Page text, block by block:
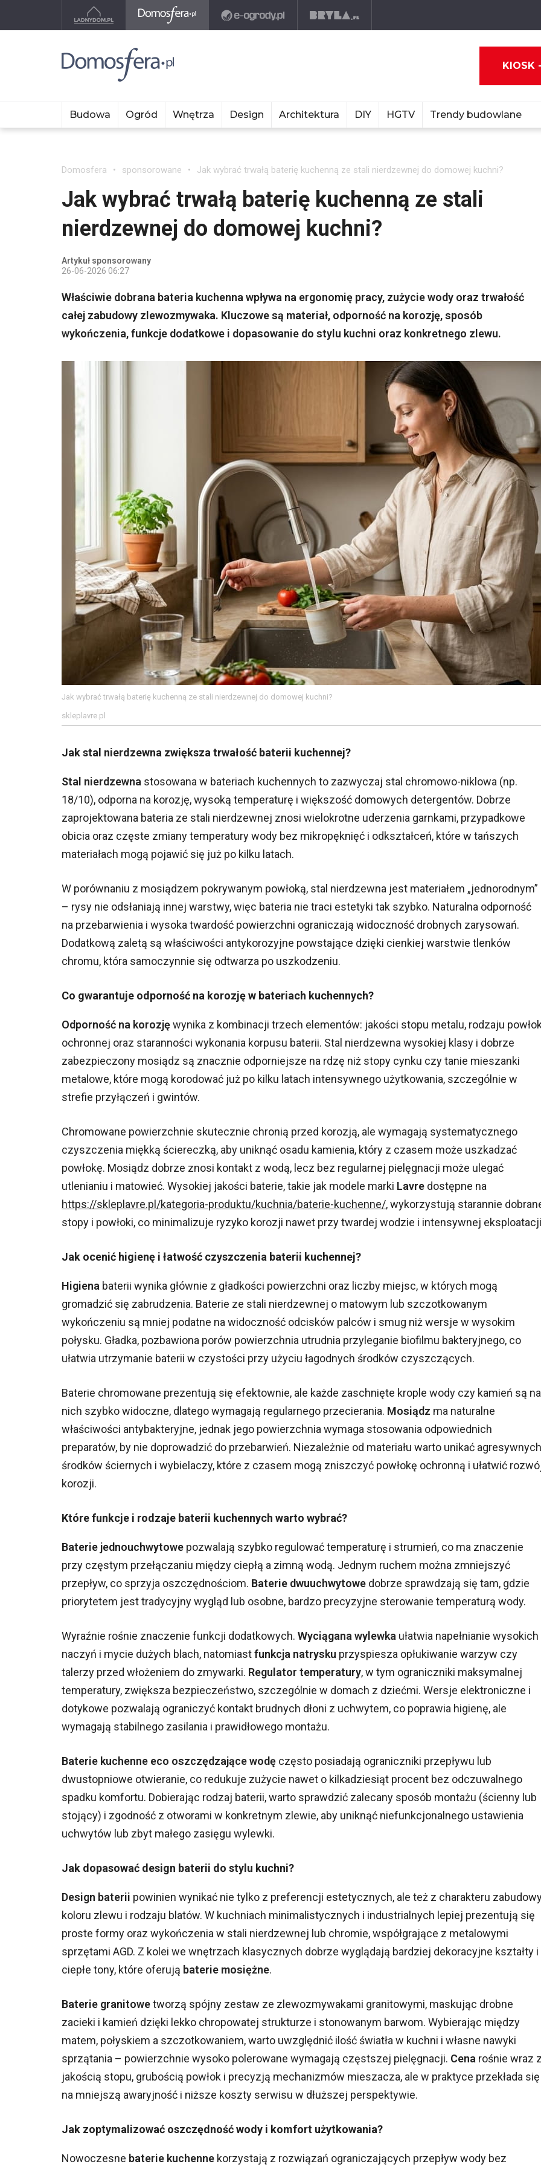
KIOSK
Budowa Ogród Wnętrza Design Architektura DIY HGTV Trendy budowlane
Domosfera sponsorowane Jak wybrać trwałą baterię kuchenną ze stali nierdzewnej do domowej kuchni?
Jak wybrać trwałą baterię kuchenną ze stali
nierdzewnej do domowej kuchni?
Artykuł sponsorowany
26-06-2026 06:27
Właściwie dobrana bateria kuchenna wpływa na ergonomię pracy, zużycie wody oraz trwałość
całej zabudowy zlewozmywaka. Kluczowe są materiał, odporność na korozję, sposób
wykończenia, funkcje dodatkowe i dopasowanie do stylu kuchni oraz konkretnego zlewu.
Jak wybrać trwałą baterię kuchenną ze stali nierdzewnej do domowej kuchni?
skleplavre.pl
Jak stal nierdzewna zwiększa trwałość baterii kuchennej?
Stal nierdzewna stosowana w bateriach kuchennych to zazwyczaj stal chromowo-niklowa (np.
18/10), odporna na korozję, wysoką temperaturę i większość domowych detergentów. Dobrze
zaprojektowana bateria ze stali nierdzewnej znosi wielokrotne uderzenia garnkami, przypadkowe
obicia oraz częste zmiany temperatury wody bez mikropęknięć i odkształceń, które w tańszych
materiałach mogą pojawić się już po kilku latach.
W porównaniu z mosiądzem pokrywanym powłoką, stal nierdzewna jest materiałem „jednorodnym”
– rysy nie odsłaniają innej warstwy, więc bateria nie traci estetyki tak szybko. Naturalna odporność
na przebarwienia i wysoka twardość powierzchni ograniczają widoczność drobnych zarysowań.
Dodatkową zaletą są właściwości antykorozyjne powstające dzięki cienkiej warstwie tlenków
chromu, która samoczynnie się odtwarza po uszkodzeniu.
Co gwarantuje odporność na korozję w bateriach kuchennych?
Odporność na korozjęwynika z kombinacji trzech elementów: jakości stopu metalu, rodzaju
ochronnej oraz staranności wykonania korpusu baterii. Stal nierdzewna wysokiej klasy i dobrze
zabezpieczony mosiądz są znacznie odporniejsze na rdzę niż stopy cynku czy tanie mieszanki
metalowe, które mogą korodować już po kilku latach intensywnego użytkowania, szczególnie w
strefie przyłączeń i gwintów.
Chromowane powierzchnie skutecznie chronią przed korozją, ale wymagają systematycznego
czyszczenia miękką ściereczką, aby uniknąć osadu kamienia, który z czasem może uszkadzać
powłokę. Mosiądz dobrze znosi kontakt z wodą, lecz bez regularnej pielęgnacji może ulegać
utlenianiu i matowieć. Wysokiej jakości baterie, takie jak modele marki Lavre dostępne na
https://skleplavre.pl/kategoria-produktu/kuchnia/baterie-kuchenne/, wykorzystują starannie
stopy i powłoki, co minimalizuje ryzyko korozji nawet przy twardej wodzie i intensywnej
Jak ocenić higienę i łatwość czyszczenia baterii kuchennej?
Higiena baterii wynika głównie z gładkości powierzchni oraz liczby miejsc, w których mogą
gromadzić się zabrudzenia. Baterie ze stali nierdzewnej o matowym lub szczotkowanym
wykończeniu są mniej podatne na widoczność odcisków palców i smug niż wersje w wysokim
połysku. Gładka, pozbawiona porów powierzchnia utrudnia przyleganie biofilmu bakteryjnego, co
ułatwia utrzymanie baterii w czystości przy użyciu łagodnych środków czyszczących.
Baterie chromowane prezentują się efektownie, ale każde zaschnięte krople wody czy kamień są na
nich szybko widoczne, dlatego wymagają regularnego przecierania. Mosiądz ma naturalne
właściwości antybakteryjne, jednak jego powierzchnia wymaga stosowania odpowiednich
preparatów, by nie doprowadzić do przebarwień. Niezależnie od materiału warto unikać agresywnych
środków ściernych i wybielaczy, które z czasem mogą zniszczyć powłokę ochronną i ułatwić
korozji.
Które funkcje i rodzaje baterii kuchennych warto wybrać?
Baterie jednouchwytowe pozwalają szybko regulować temperaturę i strumień, co ma znaczenie
przy częstym przełączaniu między ciepłą a zimną wodą. Jednym ruchem można zmniejszyć
przepływ, co sprzyja oszczędnościom. Baterie dwuuchwytowe dobrze sprawdzają się tam, gdzie
priorytetem jest tradycyjny wygląd lub osobne, bardzo precyzyjne sterowanie temperaturą wody.
Wyraźnie rośnie znaczenie funkcji dodatkowych. Wyciągana wylewka ułatwia napełnianie wysokich
naczyń i mycie dużych blach, natomiastfunkcja natrysku przyspiesza opłukiwanie warzyw czy
talerzy przed włożeniem do zmywarki. Regulator temperatury, w tym ograniczniki maksymalnej
temperatury, zwiększa bezpieczeństwo, szczególnie w domach z dziećmi. Wersje elektroniczne i
dotykowe pozwalają ograniczyć kontakt brudnych dłoni z uchwytem, co poprawia higienę, ale
wymagają stabilnego zasilania i prawidłowego montażu.
Baterie kuchenne eco oszczędzające wodę często posiadają ograniczniki przepływu lub
dwustopniowe otwieranie, co redukuje zużycie nawet o kilkadziesiąt procent bez odczuwalnego
spadku komfortu. Dobierając rodzaj baterii, warto sprawdzić zalecany sposób montażu (ścienny lub
stojący) i zgodność z otworami w konkretnym zlewie, aby uniknąć niefunkcjonalnego ustawienia
uchwytów lub zbyt małego zasięgu wylewki.
Jak dopasować design baterii do stylu kuchni?
Design baterii powinien wynikać nie tylko z preferencji estetycznych, ale też z charakteru
koloru zlewu i rodzaju blatów. W kuchniach minimalistycznych i industrialnych lepiej prezentują się
proste formy oraz wykończenia w stali nierdzewnej lub chromie, współgrające z metalowymi
sprzętami AGD. Z kolei we wnętrzach klasycznych dobrze wyglądają bardziej dekoracyjne kształty i
ciepłe tony, które oferują baterie mosiężne.
Baterie granitowetworzą spójny zestaw ze zlewozmywakami granitowymi, maskując drobne
zacieki i kamień dzięki lekko chropowatej strukturze i stonowanym barwom. Wybierając między
matem, połyskiem a szczotkowaniem, warto uwzględnić ilość światła w kuchni i własne nawyki
sprzątania – powierzchnie wysoko polerowane wymagają częstszej pielęgnacji. Cena rośnie wraz z
jakością stopu, grubością powłok i precyzją mechanizmów mieszacza, ale w praktyce przekłada się
na mniejszą awaryjność i niższe koszty serwisu w dłuższej perspektywie.
Jak zoptymalizować oszczędność wody i komfort użytkowania?
Nowoczesne baterie kuchenne korzystają z rozwiązań ograniczających przepływ wody bez